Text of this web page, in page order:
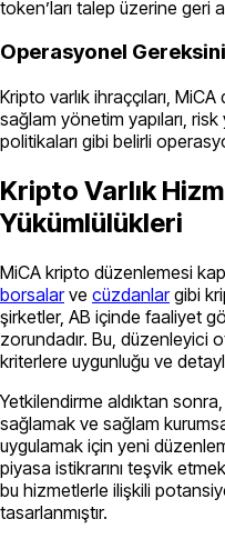
token’ları talep üzerine geri
Operasyonel
Kripto varlık ihraççıları,
sağlam yönetim yapıları,
politikaları gibi belirli
Kripto Varlık
Yükümlülükleri
MiCA kripto düzenlemesi
borsalarve cüzdanlargibi
şirketler, AB içinde faaliyet
zorundadır. Bu, düzenleyici
kriterlere uygunluğu ve
Yetkilendirme aldıktan sonra,
sağlamak ve sağlam
uygulamak için yeni
piyasa istikrarını teşvik
bu hizmetlerle ilişkili
tasarlanmıştır.